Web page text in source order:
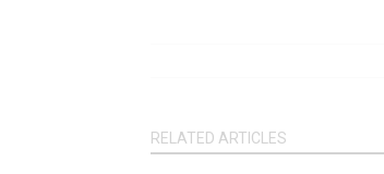
RELATED ARTICLES